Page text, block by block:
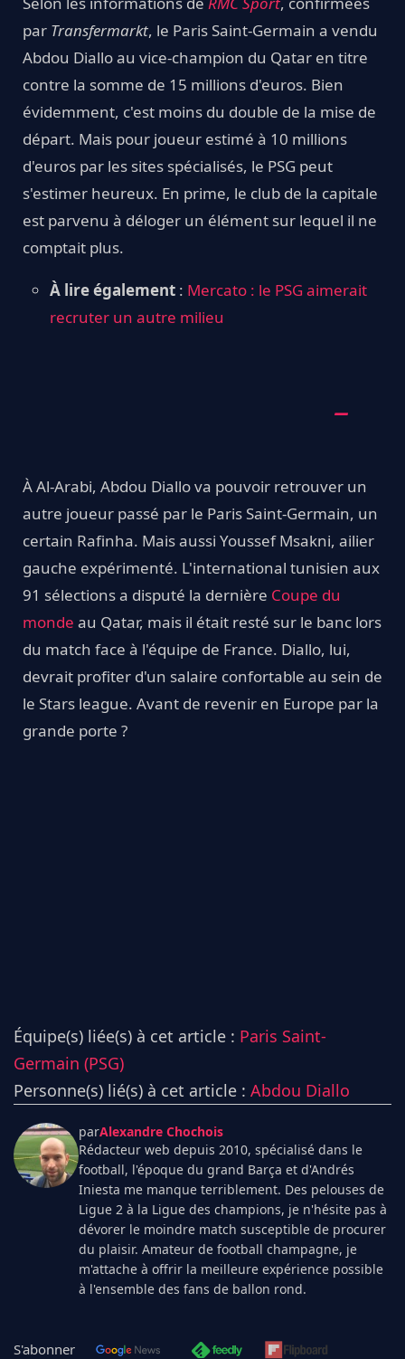
par Transfermarkt, le Paris Saint-Germain a vendu
Abdou Diallo au vice-champion du Qatar en titre
contre la somme de 15 millions d'euros. Bien
évidemment, c'est moins du double de la mise de
départ. Mais pour joueur estimé à 10 millions
d'euros par les sites spécialisés, le PSG peut
s'estimer heureux. En prime, le club de la capitale
est parvenu à déloger un élément sur lequel il ne
comptait plus.
À lire également : Mercato : le PSG aimerait
recruter un autre milieu
À Al-Arabi, Abdou Diallo va pouvoir retrouver un
autre joueur passé par le Paris Saint-Germain, un
certain Rafinha. Mais aussi Youssef Msakni, ailier
gauche expérimenté. L'international tunisien aux
91 sélections a disputé la dernière Coupe du
monde au Qatar, mais il était resté sur le banc lors
du match face à l'équipe de France. Diallo, lui,
devrait profiter d'un salaire confortable au sein de
le Stars league. Avant de revenir en Europe par la
grande porte ?
Équipe(s) liée(s) à cet article : Paris Saint-
Germain (PSG)
Personne(s) lié(s) à cet article : Abdou Diallo
parAlexandre Chochois
Rédacteur web depuis 2010, spécialisé dans le
football, l'époque du grand Barça et d'Andrés
Iniesta me manque terriblement. Des pelouses de
Ligue 2 à la Ligue des champions, je n'hésite pas à
dévorer le moindre match susceptible de procurer
du plaisir. Amateur de football champagne, je
m'attache à offrir la meilleure expérience possible
à l'ensemble des fans de ballon rond.
S'abonner